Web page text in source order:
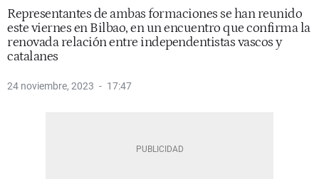
Representantes de ambas formaciones se han reunido
este viernes en Bilbao, en un encuentro que confirma la
renovada relación entre independentistas vascos y
catalanes
24 noviembre, 2023 17:47